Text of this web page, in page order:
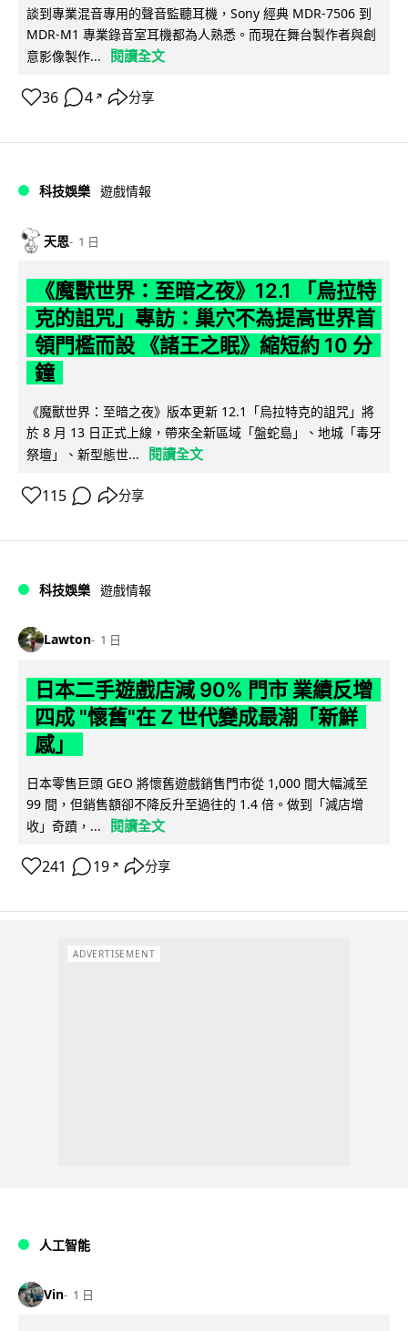
談到專業混音專用的聲音監聽耳機，Sony 經典 MDR-7506 到
MDR-M1 專業錄音室耳機都為人熟悉。而現在舞台製作者與創
意影像製作...
閱讀全文
36 4 ↗ 分享
科技娛樂 遊戲情報
天恩 1 日
《魔獸世界：至暗之夜》12.1 「烏拉特
克的詛咒」專訪：巢穴不為提高世界首
領門檻而設 《諸王之眠》縮短約 10 分
鐘
《魔獸世界：至暗之夜》版本更新 12.1「烏拉特克的詛咒」將
於 8 月 13 日正式上線，帶來全新區域「盤蛇島」、地城「毒牙
祭壇」、新型態世...
閱讀全文
115 分享
科技娛樂 遊戲情報
Lawton 1 日
日本二手遊戲店減 90% 門市 業績反增
四成 "懷舊"在 Z 世代變成最潮「新鮮
感」
日本零售巨頭 GEO 將懷舊遊戲銷售門市從 1,000 間大幅減至
99 間，但銷售額卻不降反升至過往的 1.4 倍。做到「減店增
收」奇蹟，...
閱讀全文
241 19 ↗ 分享
ADVERTISEMENT
人工智能
Vin 1 日